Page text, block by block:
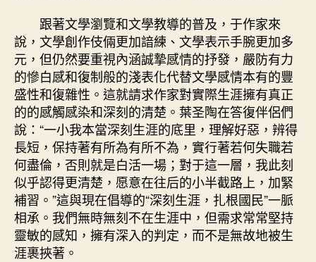
跟著文學瀏覽和文學教導的普及，于作家來
說，文學創作伎倆更加諳練、文學表示手腕更加多
元，但仍然要重視內涵誠摯感情的抒發，嚴防有力
的慘白感和復制般的淺表化代替文學感情本有的豐
盛性和復雜性。這就請求作家對實際生涯擁有真正
的的感觸感染和深刻的清楚。葉圣陶在答復伴侶們
說：“一小我本當深刻生涯的底里，理解好惡，辨得
長短，保持著有所為有所不為，實行著若何失職若
何盡倫，否則就是白活一場；對于這一層，我此刻
似乎認得更清楚，愿意在往后的小半截路上，加緊
補習。”這與現在倡導的“深刻生涯，扎根國民”一脈
相承。我們無時無刻不在生涯中，但需求常常堅持
靈敏的感知，擁有深入的判定，而不是無故地被生
涯裹挾著。